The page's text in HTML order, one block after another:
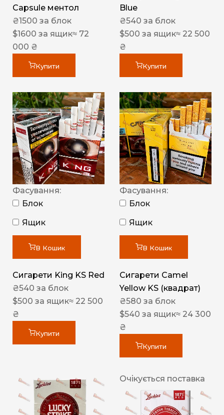
Capsule ментол
₴1500 за блок
$1600 за ящик≈ 72
000 ₴
Купити
Blue
₴540 за блок
$500 за ящик≈ 22 500
₴
Купити
Фасування:
Блок
Ящик
В Кошик
Сигарети King KS Red
₴540 за блок
$500 за ящик≈ 22 500
₴
Купити
Фасування:
Блок
Ящик
В Кошик
Сигарети Camel
Yellow KS (квадрат)
₴580 за блок
$540 за ящик≈ 24 300
₴
Купити
Очікується поставка